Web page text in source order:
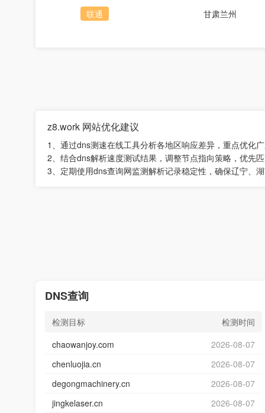
联通 甘肃兰州
z8.work 网站优化建议
1、通过dns测速在线工具分析各地区响应差异，重点优化
2、结合dns解析速度测试结果，调整节点指向策略，优先
3、定期使用dns查询网监测解析记录稳定性，确保辽宁、
DNS查询
检测目标
检测时间
chaowanjoy.com
2026-08-07
chenluojia.cn
2026-08-07
degongmachinery.cn
2026-08-07
jingkelaser.cn
2026-08-07